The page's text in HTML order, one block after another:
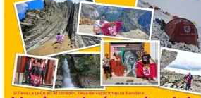
de agosto de 2026. La programación […]
Laciana comienza su
programación para
disfrutar el eclipse total
del 12 de agosto